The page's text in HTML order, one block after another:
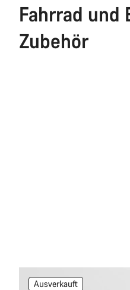
Fahrrad und
Zubehör
Ausverkauft